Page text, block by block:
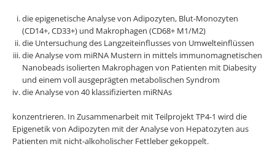
die epigenetische Analyse von Adipozyten, Blut-Monozyten
(CD14+, CD33+) und Makrophagen (CD68+ M1/M2)
die Untersuchung des Langzeiteinflusses von Umwelteinflüssen
die Analyse vom miRNA Mustern in mittels immunomagnetischen
Nanobeads isolierten Makrophagen von Patienten mit Diabesity
und einem voll ausgeprägten metabolischen Syndrom
die Analyse von 40 klassifizierten miRNAs
konzentrieren. In Zusammenarbeit mit Teilprojekt TP4-1 wird die
Epigenetik von Adipozyten mit der Analyse von Hepatozyten aus
Patienten mit nicht-alkoholischer Fettleber gekoppelt.